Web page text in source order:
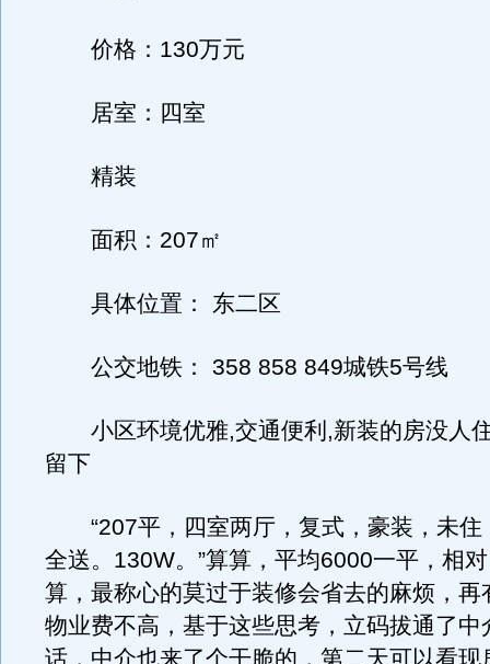
价格：130万元
居室：四室
精装
面积：207㎡
具体位置： 东二区
公交地铁： 358 858 849城铁5号线
小区环境优雅,交通便利,新装的房没人
留下
“207平，四室两厅，复式，豪装，未住
全送。130W。”算算，平均6000一平，相
算，最称心的莫过于装修会省去的麻烦，再
物业费不高，基于这些思考，立码拔通了中
话，中介也来了个干脆的，第二天可以看现